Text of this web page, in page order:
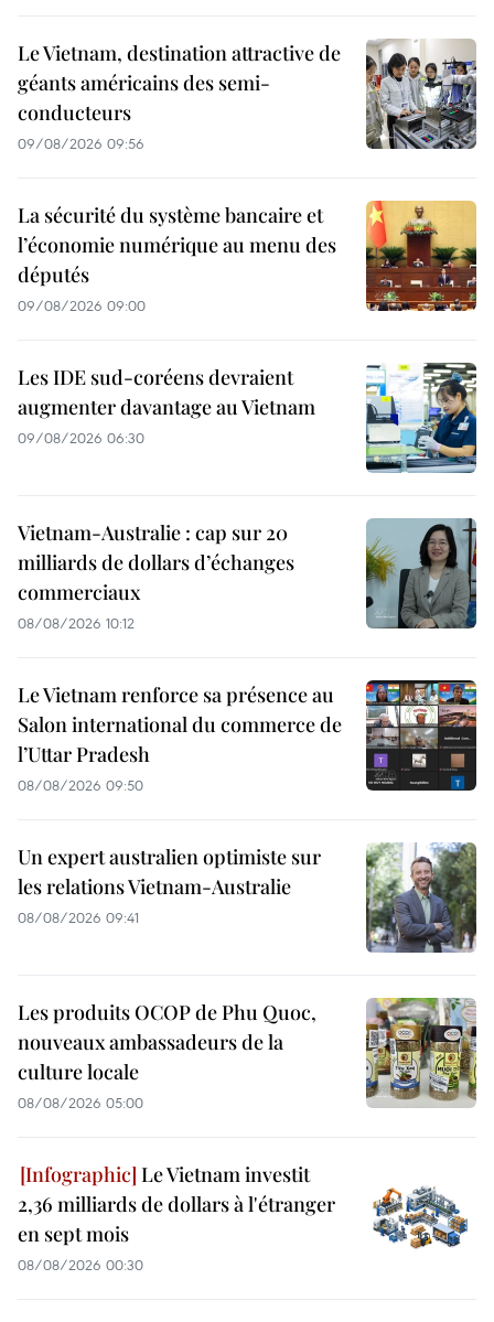
Le Vietnam, destination attractive de
géants américains des semi-
conducteurs
09/08/2026 09:56
La sécurité du système bancaire et
l’économie numérique au menu des
députés
09/08/2026 09:00
Les IDE sud-coréens devraient
augmenter davantage au Vietnam
09/08/2026 06:30
Vietnam-Australie : cap sur 20
milliards de dollars d’échanges
commerciaux
08/08/2026 10:12
Le Vietnam renforce sa présence au
Salon international du commerce de
l’Uttar Pradesh
08/08/2026 09:50
Un expert australien optimiste sur
les relations Vietnam-Australie
08/08/2026 09:41
Les produits OCOP de Phu Quoc,
nouveaux ambassadeurs de la
culture locale
08/08/2026 05:00
Le Vietnam investit
2,36 milliards de dollars à l'étranger
en sept mois
08/08/2026 00:30